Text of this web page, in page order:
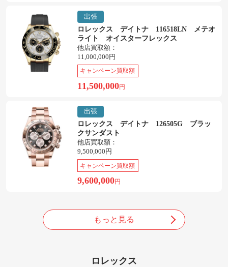
出張
ロレックス デイトナ 116518LN メテオ
ライト オイスターフレックス
他店買取額：
11,000,000円
キャンペーン買取額
11,500,000円
出張
ロレックス デイトナ 126505G ブラッ
クサンダスト
他店買取額：
9,500,000円
キャンペーン買取額
9,600,000円
もっと見る
ロレックス